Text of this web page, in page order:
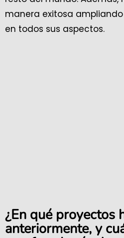
manera exitosa
en todos sus aspectos.
¿En qué proyectos
anteriormente, y